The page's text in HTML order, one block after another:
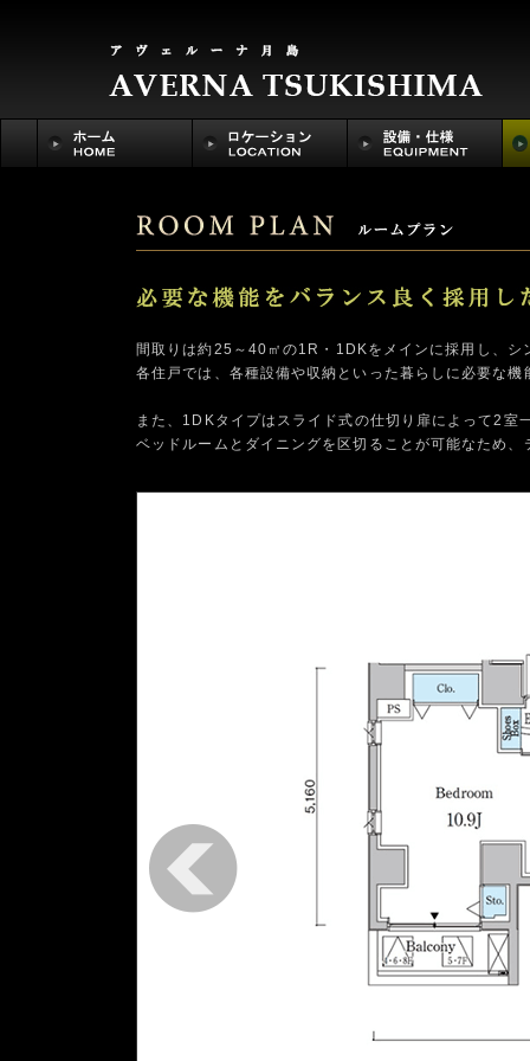
間取りは約25～40㎡の1R・1DKをメインに採用し、
各住戸では、各種設備や収納といった暮らしに必要な
また、1DKタイプはスライド式の仕切り扉によって2室
ベッドルームとダイニングを区切ることが可能なため